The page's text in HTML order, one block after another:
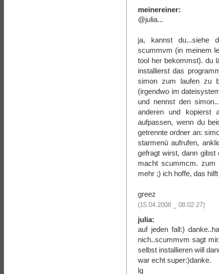
meinereiner:
@julia...
ja, kannst du...siehe
scummvm (in meinem
tool her bekommst). du
installierst das
simon zum laufen zu
(irgendwo im
und nennst den
anderen und kopierst
aufpassen, wenn du
getrennte ordner an:
starmenü aufrufen,
gefragt wirst, dann gibst
macht scummcm. zum
mehr ;) ich hoffe, das
greez
(15.04.2008 _ 08:02:27)
julia:
auf jeden fall:)
nich..scummvm sagt
selbst installieren will
war echt super:)danke.
lg